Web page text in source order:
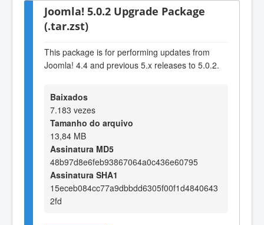
Joomla! 5.0.2 Upgrade Package
(.tar.zst)
This package is for performing updates from
Joomla! 4.4 and previous 5.x releases to 5.0.2.
Baixados
7.183 vezes
Tamanho do arquivo
13,84 MB
Assinatura MD5
48b97d8e6feb93867064a0c436e60795
Assinatura SHA1
15eceb084cc77a9dbbdd6305f00f1d4840643
2fd